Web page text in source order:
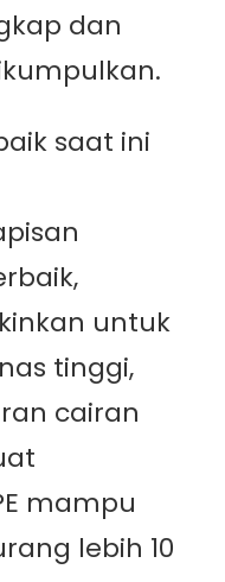
dan
saat ini
untuk
tinggi,
cairan
mampu
lebih 10